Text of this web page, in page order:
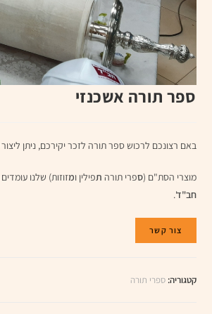
ספר תורה אשכנזי
באם רצונכם לרכוש ספר תורה לזכר יקירכם, ניתן
מוצרי הסת"ם (ספרי תורה תפילין ומזוזות) שלנו
חב"ד'.
צור קשר
קטגוריה:ספרי תורה